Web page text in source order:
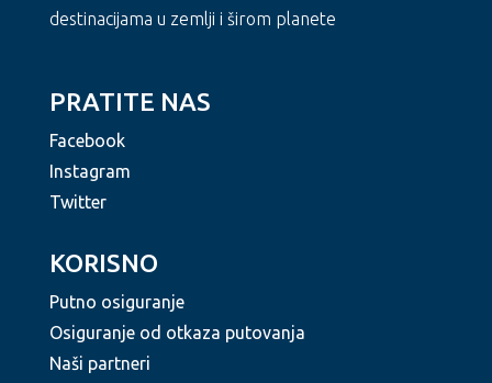
destinacijama u zemlji i širom planete
PRATITE NAS
Facebook
Instagram
Twitter
KORISNO
Putno osiguranje
Osiguranje od otkaza putovanja
Naši partneri